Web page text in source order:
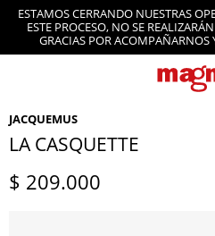
ESTAMOS CERRANDO NUESTRAS
ESTE PROCESO, NO SE
GRACIAS POR
JACQUEMUS
LA CASQUETTE
$ 209.000